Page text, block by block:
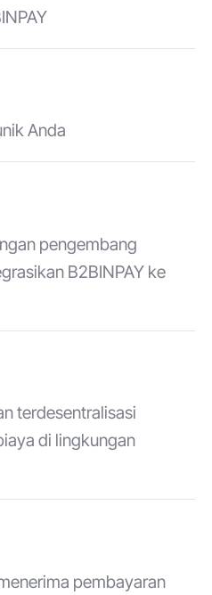
Anda
pengembang
B2BINPAY ke
terdesentralisasi
di lingkungan
pembayaran